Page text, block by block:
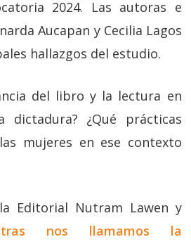
2024. Las autoras e
Aucapan y Cecilia Lagos
hallazgos del estudio.
del libro y la lectura en
¿Qué prácticas
mujeres en ese contexto
Editorial Nutram Lawen y
nos llamamos la